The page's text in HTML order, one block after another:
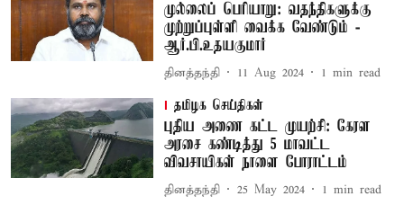
முல்லைப் பெரியாறு: வதந்திகளுக்கு
முற்றுப்புள்ளி வைக்க வேண்டும் -
ஆர்.பி.உதயகுமார்
தினத்தந்தி 11 Aug 2024 1 min read
தமிழக செய்திகள்
புதிய அணை கட்ட முயற்சி: கேரள
அரசை கண்டித்து 5 மாவட்ட
விவசாயிகள் நாளை போராட்டம்
தினத்தந்தி 25 May 2024 1 min read